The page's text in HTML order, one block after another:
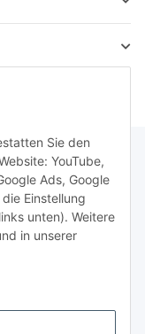
Sie den
YouTube,
Ads, Google
Einstellung
unten). Weitere
in unserer
Ihrer
widerruflich
Abonnieren